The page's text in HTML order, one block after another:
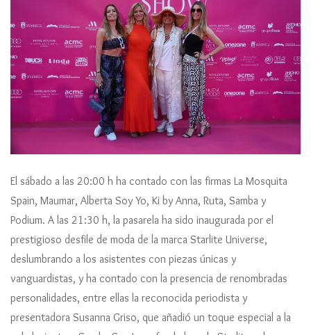
El sábado a las 20:00 h ha contado con las firmas La Mosquita
Spain, Maumar, Alberta Soy Yo, Ki by Anna, Ruta, Samba y
Podium. A las 21:30 h, la pasarela ha sido inaugurada por el
prestigioso desfile de moda de la marca Starlite Universe,
deslumbrando a los asistentes con piezas únicas y
vanguardistas, y ha contado con la presencia de renombradas
personalidades, entre ellas la reconocida periodista y
presentadora Susanna Griso, que añadió un toque especial a la